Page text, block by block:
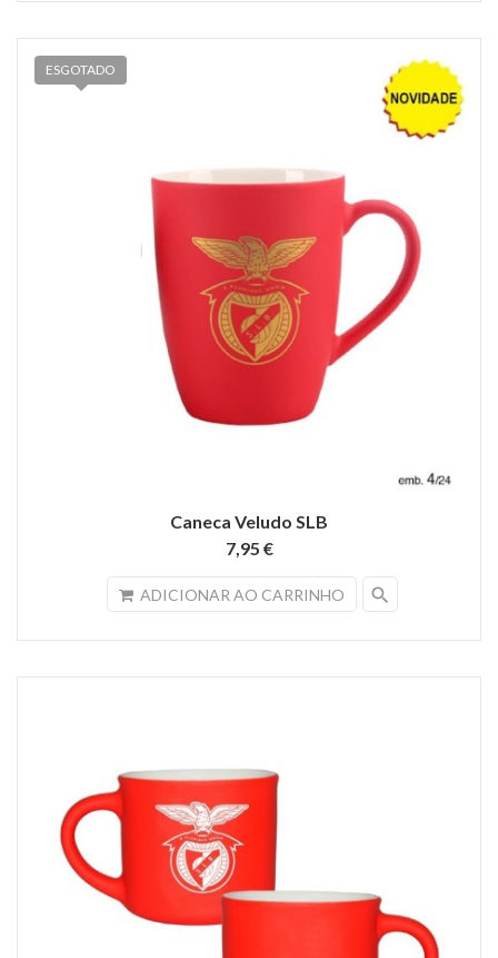
Caneca Veludo SLB
7,95 €
ADICIONAR AO CARRINHO search
ESGOTADO